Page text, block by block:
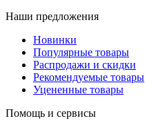
Наши предложения
Новинки
Популярные товары
Распродажи и скидки
Рекомендуемые товары
Уцененные товары
Помощь и сервисы